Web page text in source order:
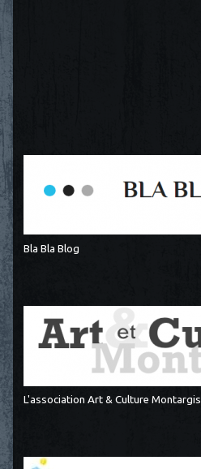
Bla Bla Blog
L'association Art & Culture Montargis